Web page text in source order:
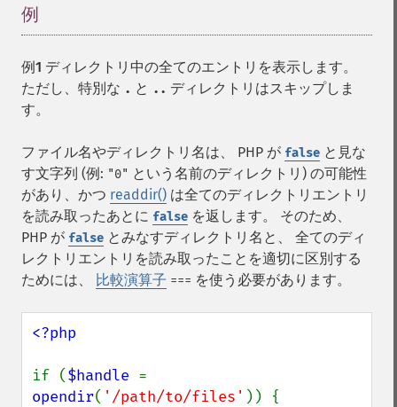
例
例1 ディレクトリ中の全てのエントリを表示します。
ただし、特別な . と .. ディレクトリはスキップしま
す。
ファイル名やディレクトリ名は、 PHP が false と見な
す文字列 (例: "0" という名前のディレクトリ) の可能性
があり、かつ readdir() は全てのディレクトリエントリ
を読み取ったあとに false を返します。 そのため、
PHP が false とみなすディレクトリ名と、 全てのディ
レクトリエントリを読み取ったことを適切に区別する
ためには、
比較演算子 === を使う必要があります。
<?php
if ($handle
opendir( '/path/to/files' )) {